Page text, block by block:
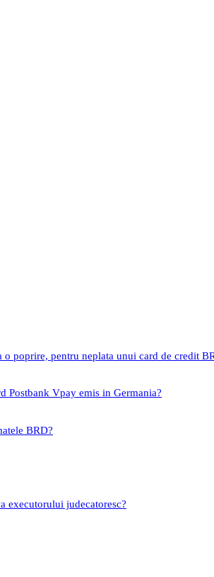
o poprire, pentru neplata unui card de credit
Postbank Vpay emis in Germania?
BRD?
executorului judecatoresc?